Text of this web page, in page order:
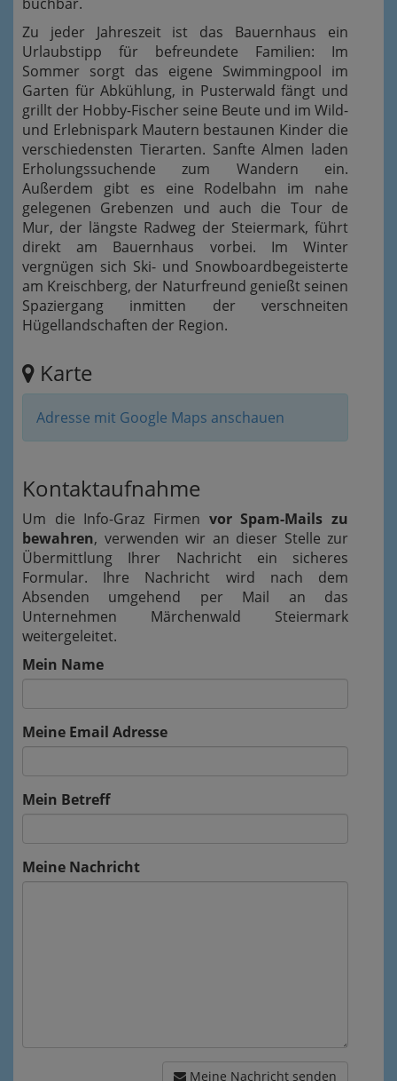
Zu jeder Jahreszeit ist das Bauernhaus ein
Urlaubstipp für befreundete Familien: Im
Sommer sorgt das eigene Swimmingpool im
Garten für Abkühlung, in Pusterwald fängt und
grillt der Hobby-Fischer seine Beute und im Wild-
und Erlebnispark Mautern bestaunen Kinder die
verschiedensten Tierarten. Sanfte Almen laden
Erholungssuchende zum Wandern ein.
Außerdem gibt es eine Rodelbahn im nahe
gelegenen Grebenzen und auch die Tour de
Mur, der längste Radweg der Steiermark, führt
direkt am Bauernhaus vorbei. Im Winter
vergnügen sich Ski- und Snowboardbegeisterte
am Kreischberg, der Naturfreund genießt seinen
Spaziergang inmitten der verschneiten
Hügellandschaften der Region.
Karte
Adresse mit Google Maps anschauen
Kontaktaufnahme
Um die Info-Graz Firmen vor Spam-Mails zu
bewahren, verwenden wir an dieser Stelle zur
Übermittlung Ihrer Nachricht ein sicheres
Formular. Ihre Nachricht wird nach dem
Absenden umgehend per Mail an das
Unternehmen Märchenwald Steiermark
weitergeleitet.
Mein Name
Meine Email Adresse
Mein Betreff
Meine Nachricht
Meine Nachricht senden